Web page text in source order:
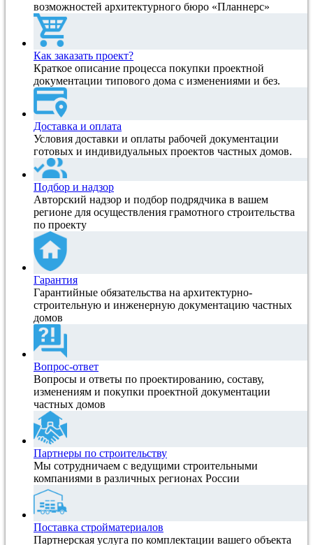
возможностей архитектурного бюро «Планнерс»
Как заказать проект?
Краткое описание процесса покупки проектной
документации типового дома с изменениями и без.
Доставка и оплата
Условия доставки и оплаты рабочей документации
готовых и индивидуальных проектов частных домов.
Подбор и надзор
Авторский надзор и подбор подрядчика в вашем
регионе для осуществления грамотного строительства
по проекту
Гарантия
Гарантийные обязательства на архитектурно-
строительную и инженерную документацию частных
домов
Вопрос-ответ
Вопросы и ответы по проектированию, составу,
изменениям и покупки проектной документации
частных домов
Партнеры по строительству
Мы сотрудничаем с ведущими строительными
компаниями в различных регионах России
Поставка стройматериалов
Партнерская услуга по комплектации вашего объекта